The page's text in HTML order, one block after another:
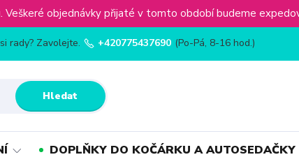
Veškeré objednávky přijaté v tomto období budeme
Hledat
rady? Zavolejte. +420775437690 (Po-Pá, 8-16 hod.)
DOPLŇKY DO KOČÁRKU A AUTOSEDAČKY